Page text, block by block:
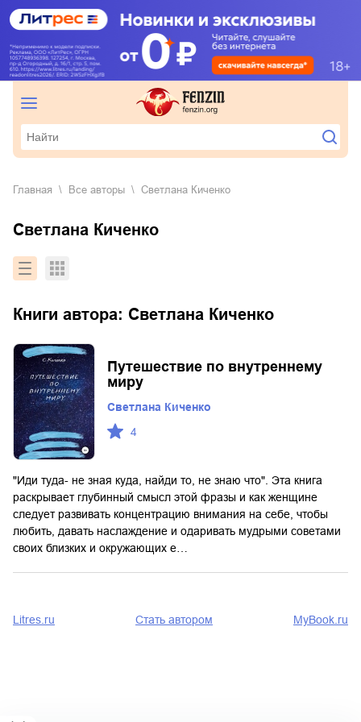
Главная Все авторы Светлана Киченко
Светлана Киченко
Книги автора: Светлана Киченко
Путешествие по внутреннему
миру
Светлана Киченко
4
"Иди туда- не зная куда, найди то, не знаю что". Эта книга
раскрывает глубинный смысл этой фразы и как женщине
следует развивать концентрацию внимания на себе, чтобы
любить, давать наслаждение и одаривать мудрыми советами
своих близких и окружающих е…
Litres.ru Стать автором MyBook.ru